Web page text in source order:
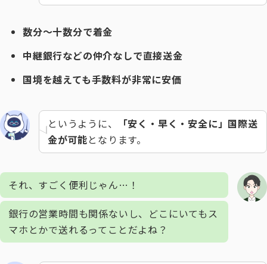
数分～十数分で着金
中継銀行などの仲介なしで直接送金
国境を越えても手数料が非常に安価
というように、
「安く・早く・安全に」国際送
金が可能となります。
それ、すごく便利じゃん…！
銀行の営業時間も関係ないし、どこにいてもス
マホとかで送れるってことだよね？